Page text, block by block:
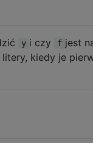
y i czy f jest
kiedy je